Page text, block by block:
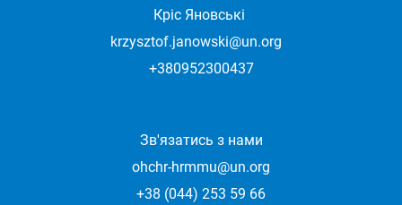
Кріс Яновські
krzysztof.janowski@un.org
+380952300437
Зв'язатись з нами
ohchr-hrmmu@un.org
+38 (044) 253 59 66